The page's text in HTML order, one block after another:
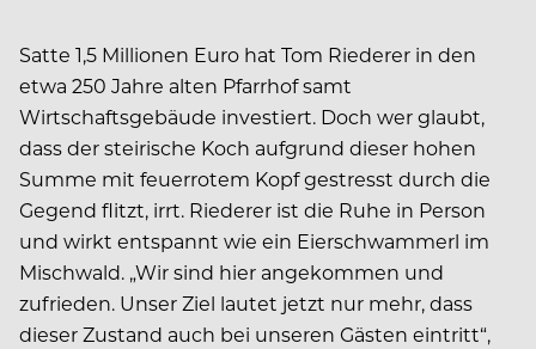
Satte 1,5 Millionen Euro hat Tom Riederer in den
etwa 250 Jahre alten Pfarrhof samt
Wirtschaftsgebäude investiert. Doch wer glaubt,
dass der steirische Koch aufgrund dieser hohen
Summe mit feuerrotem Kopf gestresst durch die
Gegend flitzt, irrt. Riederer ist die Ruhe in Person
und wirkt entspannt wie ein Eierschwammerl im
Mischwald. „Wir sind hier angekommen und
zufrieden. Unser Ziel lautet jetzt nur mehr, dass
dieser Zustand auch bei unseren Gästen eintritt“,